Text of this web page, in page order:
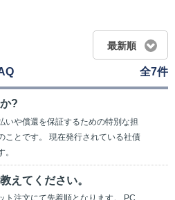
最新順
全7件
?
いや償還を保証するための特別な担
ことです。 現在発行されている社債
えてください。